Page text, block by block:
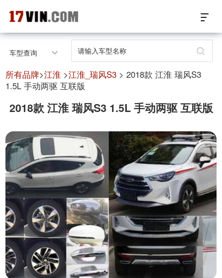
17VIN车架号查询首页
汽配数据开放接口
汽配产品电子目录
微信群智能客服
个性化私人定制
关于我们
车型查询
所有品牌>江淮 >江淮_瑞风S3 > 2018款 江淮 瑞风S3
1.5L 手动两驱 互联版
2018款 江淮 瑞风S3 1.5L 手动两驱 互联版